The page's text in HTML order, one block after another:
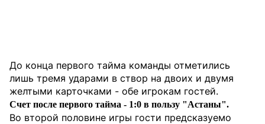
До конца первого тайма команды отметились
лишь тремя ударами в створ на двоих и двумя
желтыми карточками - обе игрокам гостей.
Счет после первого тайма - 1:0 в пользу "Астаны".
Во второй половине игры гости предсказуемо